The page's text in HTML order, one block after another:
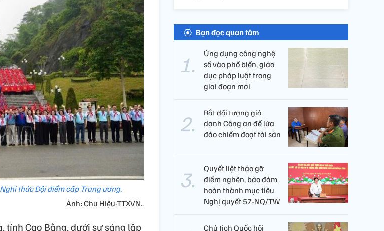
thức Đội điểm cấp Trung ương.
Ảnh: Chu Hiệu-TTXVN..
tỉnh Cao Bằng, dưới sự sáng lập
Bạn đọc quan tâm
Ứng dụng công nghệ
số vào phổ biến, giáo
dục pháp luật trong
giai đoạn mới
Bắt đối tượng giả
danh Công an để lừa
đảo chiếm đoạt tài sản
Quyết liệt tháo gỡ
điểm nghẽn, bảo đảm
hoàn thành mục tiêu
Nghị quyết 57-NQ/TW
Chủ tịch Quốc hội